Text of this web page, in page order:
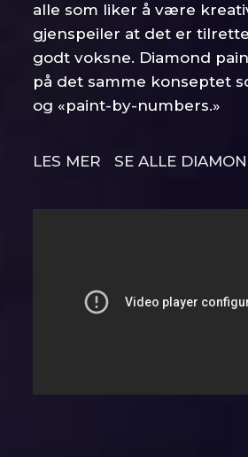
alle som liker å være
gjenspeiler at det er
godt voksne. Diamond
på det samme konseptet
og «paint-by-numbers.»
LES MER SE ALLE